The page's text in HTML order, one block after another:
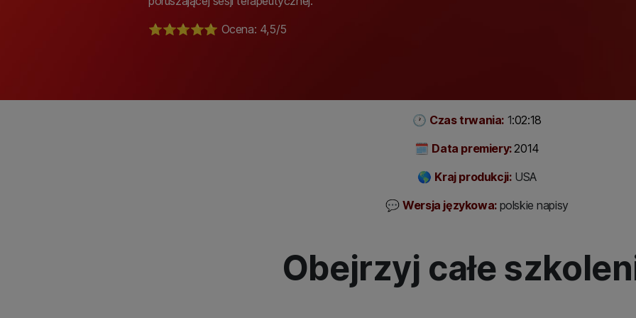
⭐️⭐️⭐️⭐️⭐️ Ocena: 4,5/5
🕐 Czas trwania: 1:02:18
🗓 Data premiery:2014
🌎 Kraj produkcji:USA
💬Wersja językowa: polskie napisy
Obejrzyj całe